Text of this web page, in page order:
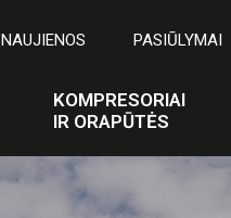
NAUJIENOS PASIŪLYMAI
KOMPRESORIAI
IR ORAPŪTĖS